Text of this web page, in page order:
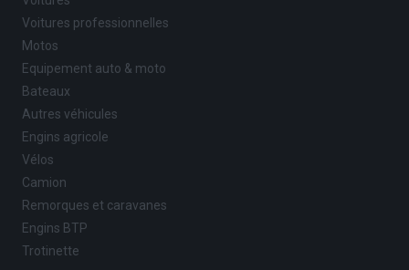
Voitures professionnelles
Motos
Equipement auto & moto
Bateaux
Autres véhicules
Engins agricole
Vélos
Camion
Remorques et caravanes
Engins BTP
Trotinette